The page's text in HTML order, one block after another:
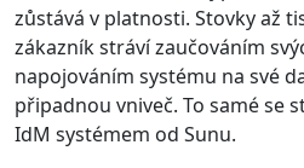
zůstává v platnosti. Stovky až
zákazník stráví zaučováním
napojováním systému na své
připadnou vniveč. To samé se
IdM systémem od Sunu.